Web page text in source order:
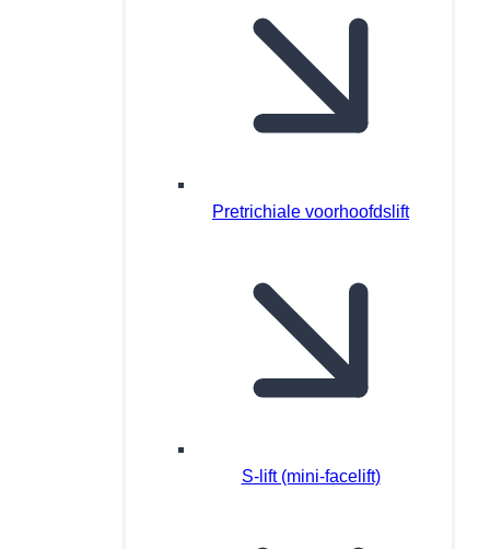
Pretrichiale voorhoofdslift
S-lift (mini-facelift)